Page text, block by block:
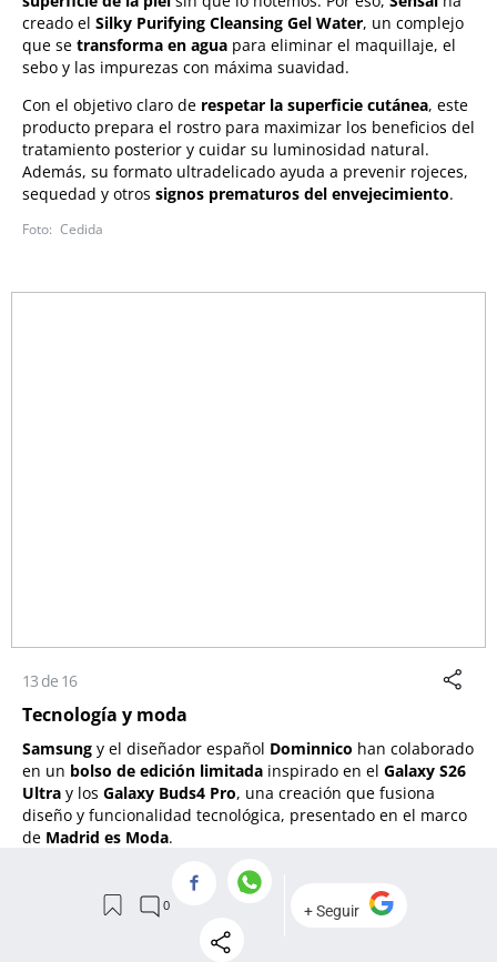
creado el Silky Purifying Cleansing Gel Water, un complejo
que se transforma en agua para eliminar el maquillaje, el
sebo y las impurezas con máxima suavidad.
Con el objetivo claro de respetar la superficie cutánea, este
producto prepara el rostro para maximizar los beneficios del
tratamiento posterior y cuidar su luminosidad natural.
Además, su formato ultradelicado ayuda a prevenir rojeces,
sequedad y otros signos prematuros del envejecimiento.
Cedida
13 de 16
Tecnología y moda
Samsung y el diseñador español Dominnico han colaborado
en un bolso de edición limitada inspirado en el Galaxy S26
Ultra y los Galaxy Buds4 Pro, una creación que fusiona
diseño y funcionalidad tecnológica, presentado en el marco
de Madrid es Moda.
baguette en cuero
incorpora correas ajustables, cierres de metal, detalles
plateados, una chapa en forma de corazón con el logo de la
charm